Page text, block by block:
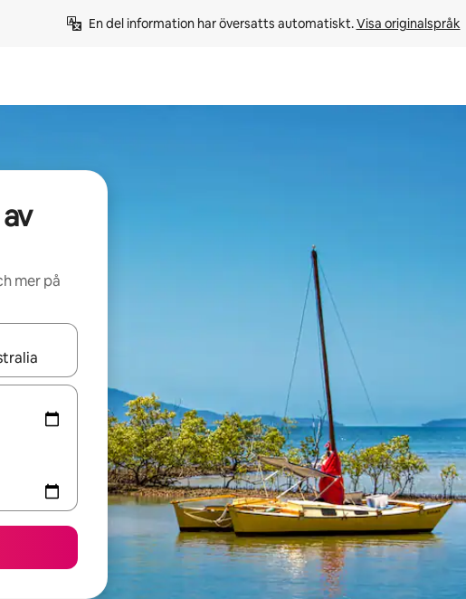
En del information har översatts automatiskt. Visa originalspråk
mer på
med upp- och nedåtpilarna eller utforska genom att trycka eller svepa.